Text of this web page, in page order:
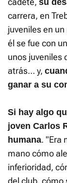
su
carrera, en
juveniles en
él se fue con
unos juveniles
atrás… y,
ganar a su
Si hay algo
joven Carlos
humana. "Era
mano cómo
inferioridad,
del club, cómo